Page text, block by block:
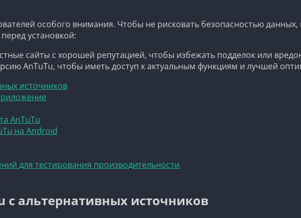
особого внимания. Чтобы не рисковать безопасностью
установкой:
сайты с хорошей репутацией, чтобы избежать подделок или
AnTuTu, чтобы иметь доступ к актуальным функциям и лучшей
источников
AnTuTu
на Android
для тестирования производительности
с альтернативных источников